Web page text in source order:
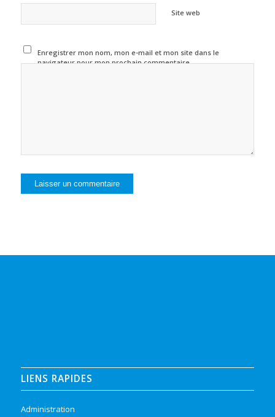
Site web
Enregistrer mon nom, mon e-mail et mon site dans le
navigateur pour mon prochain commentaire.
LIENS RAPIDES
Administration